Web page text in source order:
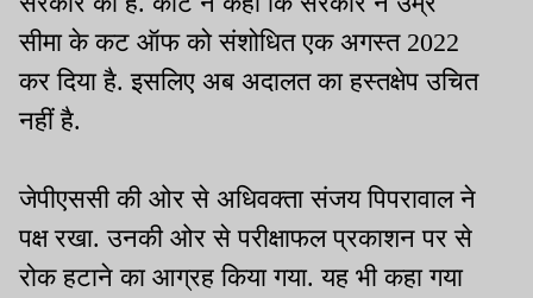
सीमा के कट ऑफ को संशोधित एक अगस्त 2022
कर दिया है. इसलिए अब अदालत का हस्तक्षेप उचित
नहीं है.
जेपीएससी की ओर से अधिवक्ता संजय पिपरावाल ने
पक्ष रखा. उनकी ओर से परीक्षाफल प्रकाशन पर से
रोक हटाने का आग्रह किया गया. यह भी कहा गया